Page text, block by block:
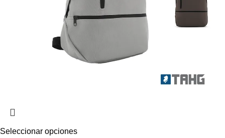
Seleccionar opciones